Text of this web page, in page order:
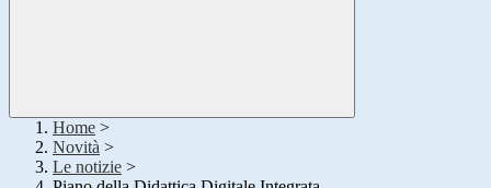
Home >
Novità >
Le notizie >